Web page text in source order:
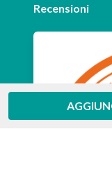
Recensioni